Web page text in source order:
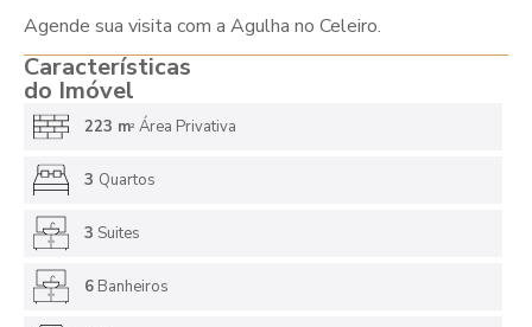
Agende sua visita com a Agulha no Celeiro.
Características
do Imóvel
223 m2 Área Privativa
3 Quartos
3 Suites
6Banheiros